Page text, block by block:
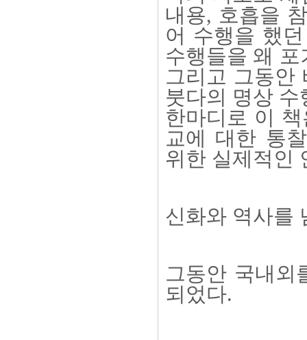
내용, 호흡을
어 수행을 했
수행들을 왜
그리고 그동안
붓다의 명상
한마디로 이
교에 대한 통
위한 실제적인
신화와 역사를
그동안 국내외
되었다.